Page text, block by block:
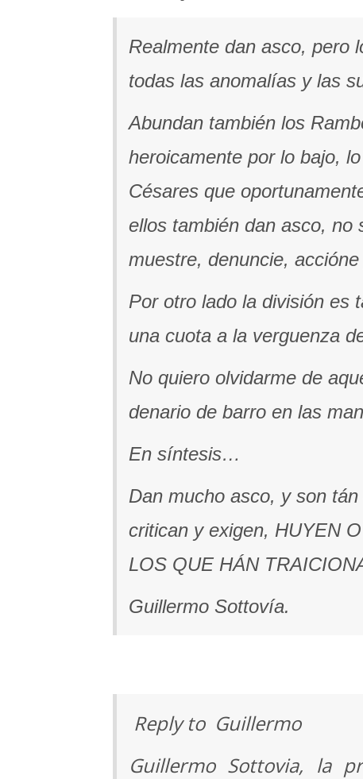
Realmente dan asco, pero
todas las anomalías y las
Abundan también los
heroicamente por lo bajo,
Césares que
ellos también dan asco, no
muestre, denuncie,
Por otro lado la división es
una cuota a la verguenza
No quiero olvidarme de
denario de barro en las
En síntesis…
Dan mucho asco, y son
critican y exigen, HUYEN
LOS QUE HÁN
Guillermo Sottovía.
Reply to Guillermo
Guillermo Sottovia, la